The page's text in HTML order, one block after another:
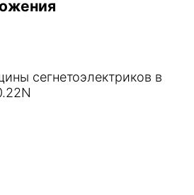
сегнетоэлектриков в